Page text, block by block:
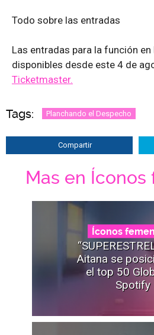
Todo sobre las entradas
Las entradas para la función
disponibles desde este 4 de
Ticketmaster.
Tags: Planchando el Despecho
Compartir
Mas en Íconos
Íconos
Aitana se
el top 50
Spotify